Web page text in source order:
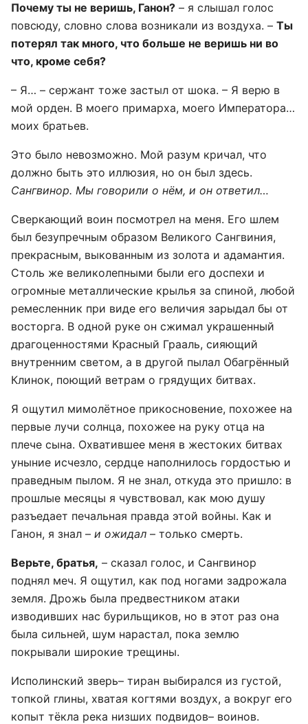
Почему ты не веришь, Ганон? – я слышал голос
повсюду, словно слова возникали из воздуха. – Ты
потерял так много, что больше не веришь ни во
что, кроме себя?
– Я… – сержант тоже застыл от шока. – Я верю в
мой орден. В моего примарха, моего Императора…
моих братьев.
Это было невозможно. Мой разум кричал, что
должно быть это иллюзия, но он был здесь.
Сангвинор. Мы говорили о нём, и он ответил…
Сверкающий воин посмотрел на меня. Его шлем
был безупречным образом Великого Сангвиния,
прекрасным, выкованным из золота и адамантия.
Столь же великолепными были его доспехи и
огромные металлические крылья за спиной, любой
ремесленник при виде его величия зарыдал бы от
восторга. В одной руке он сжимал украшенный
драгоценностями Красный Грааль, сияющий
внутренним светом, а в другой пылал Обагрённый
Клинок, поющий ветрам о грядущих битвах.
Я ощутил мимолётное прикосновение, похожее на
первые лучи солнца, похожее на руку отца на
плече сына. Охватившее меня в жестоких битвах
уныние исчезло, сердце наполнилось гордостью и
праведным пылом. Я не знал, откуда это пришло: в
прошлые месяцы я чувствовал, как мою душу
разъедает печальная правда этой войны. Как и
Ганон, я знал – и ожидал – только смерть.
Верьте, братья, – сказал голос, и Сангвинор
поднял меч. Я ощутил, как под ногами задрожала
земля. Дрожь была предвестником атаки
изводивших нас бурильщиков, но в этот раз она
была сильней, шум нарастал, пока землю
покрывали широкие трещины.
Исполинский зверь– тиран выбирался из густой,
топкой глины, хватая когтями воздух, а вокруг его
копыт тёкла река низших подвидов– воинов.